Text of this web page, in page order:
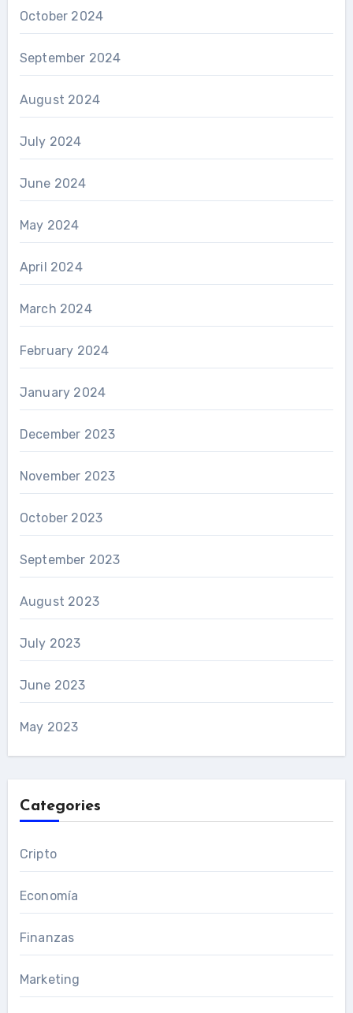
October 2024
September 2024
August 2024
July 2024
June 2024
May 2024
April 2024
March 2024
February 2024
January 2024
December 2023
November 2023
October 2023
September 2023
August 2023
July 2023
June 2023
May 2023
Categories
Cripto
Economía
Finanzas
Marketing